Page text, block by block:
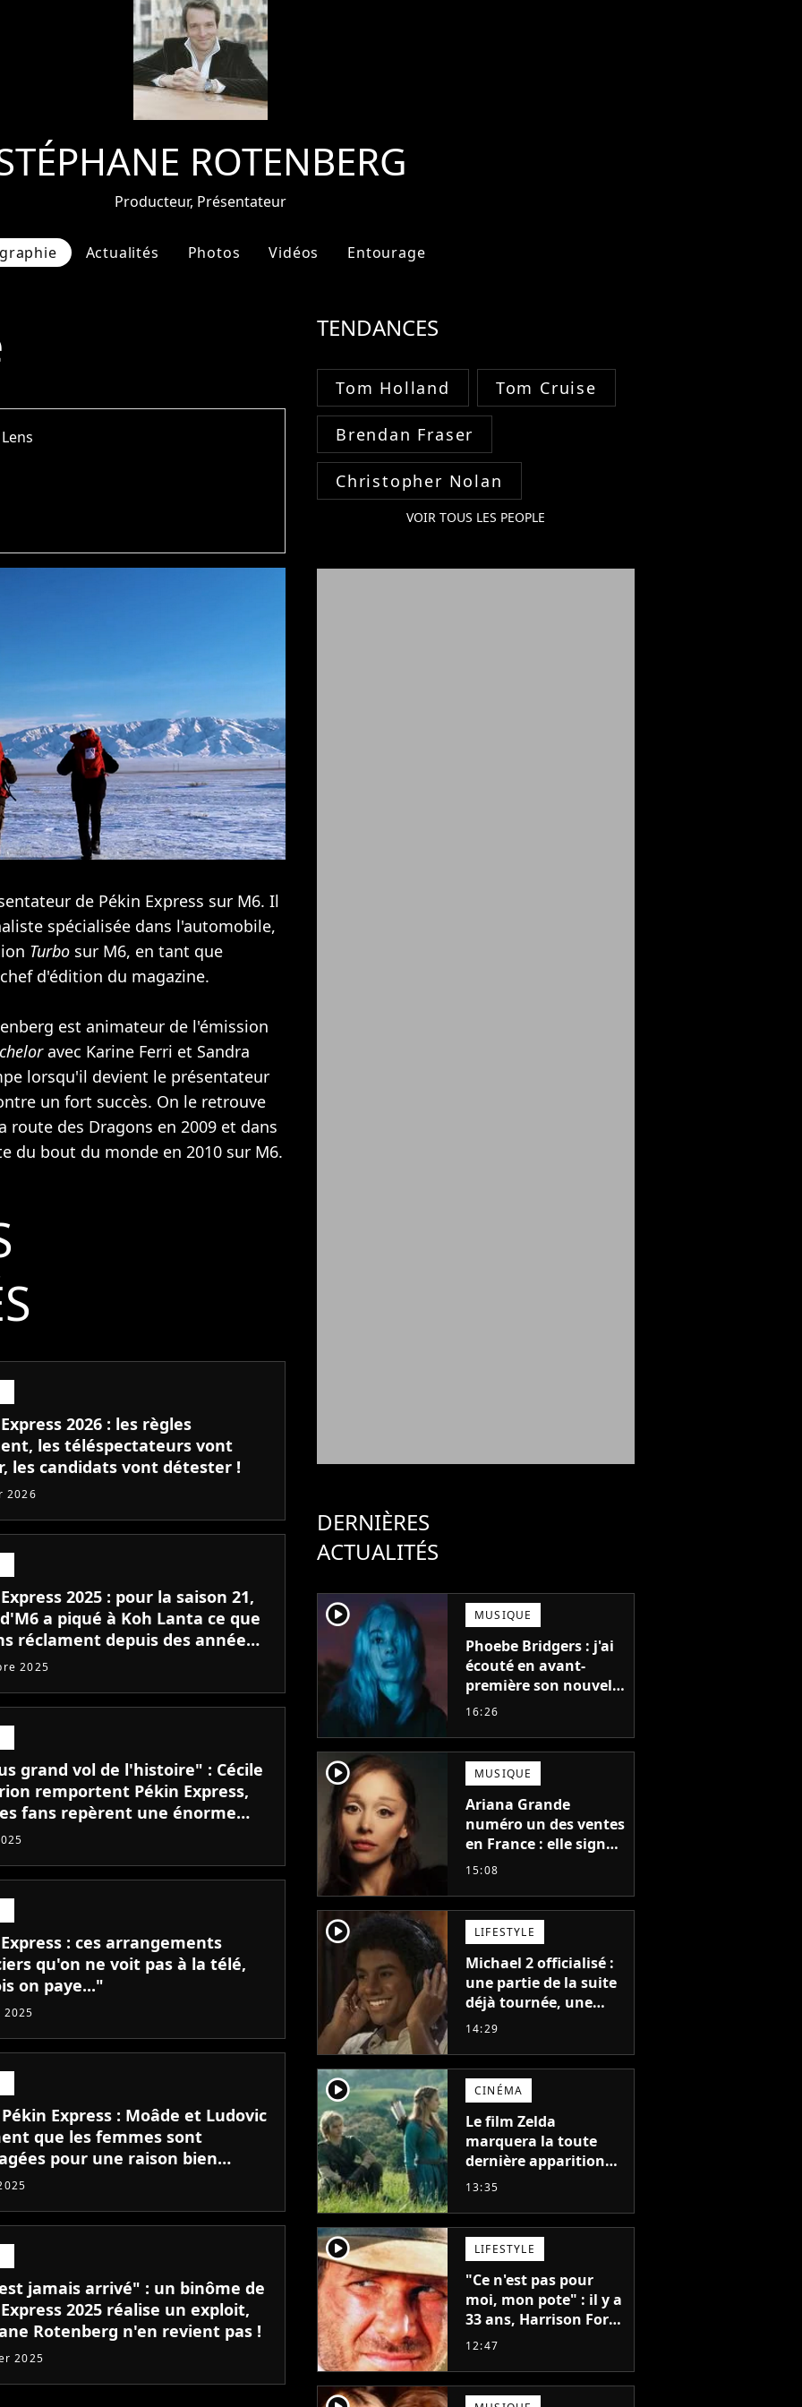
ROTENBERG
Producteur, Présentateur
Actualités Photos Vidéos Entourage
de Pékin Express sur M6. Il
spécialisée dans l'automobile,
Turbo sur M6, en tant que
d'édition du magazine.
est animateur de l'émission
avec Karine Ferri et Sandra
lorsqu'il devient le présentateur
un fort succès. On le retrouve
route des Dragons en 2009 et dans
du bout du monde en 2010 sur M6.
2026 : les règles
les téléspectateurs vont
les candidats vont détester !
2026
2025 : pour la saison 21,
a piqué à Koh Lanta ce que
réclament depuis des années
une super idée
2025
grand vol de l'histoire" : Cécile
remportent Pékin Express,
fans repèrent une énorme
!
: ces arrangements
qu'on ne voit pas à la télé,
on paye..."
2025
Express : Moâde et Ludovic
que les femmes sont
pour une raison bien
Cécile et Marion réagissent
jamais arrivé" : un binôme de
2025 réalise un exploit,
Rotenberg n'en revient pas !
2025
TENDANCES
Tom Holland Tom Cruise
Brendan Fraser
Christopher Nolan
VOIR TOUS LES PEOPLE
DERNIÈRES
ACTUALITÉS
player2 MUSIQUE
Phoebe Bridgers : j'ai
écouté en avant-
première son nouvel
album, c'est le bijou
16:26
player2 MUSIQUE
Ariana Grande
numéro un des ventes
en France : elle signe
le meilleur démarrage
son album Petal
15:08
player2 LIFESTYLE
Michael 2 officialisé :
une partie de la suite
déjà tournée, une
sortie possible en
14:29
player2 CINÉMA
Le film Zelda
marquera la toute
dernière apparition
de cet acteur
disparu trop tôt
13:35
player2 LIFESTYLE
"Ce n'est pas pour
moi, mon pote" : il y a
33 ans, Harrison Ford
refusait l'un des plus
les temps
12:47